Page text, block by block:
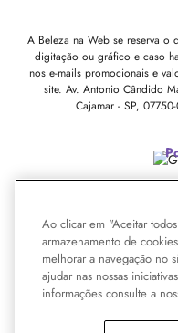
A Beleza na Web se reserva
digitação ou gráfico e caso
nos e-mails promocionais e
site. Av. Antonio Cândido
Cajamar - SP,
Ao clicar em "Aceitar
armazenamento de
melhorar a navegação no
ajudar nas nossas
informações consulte a